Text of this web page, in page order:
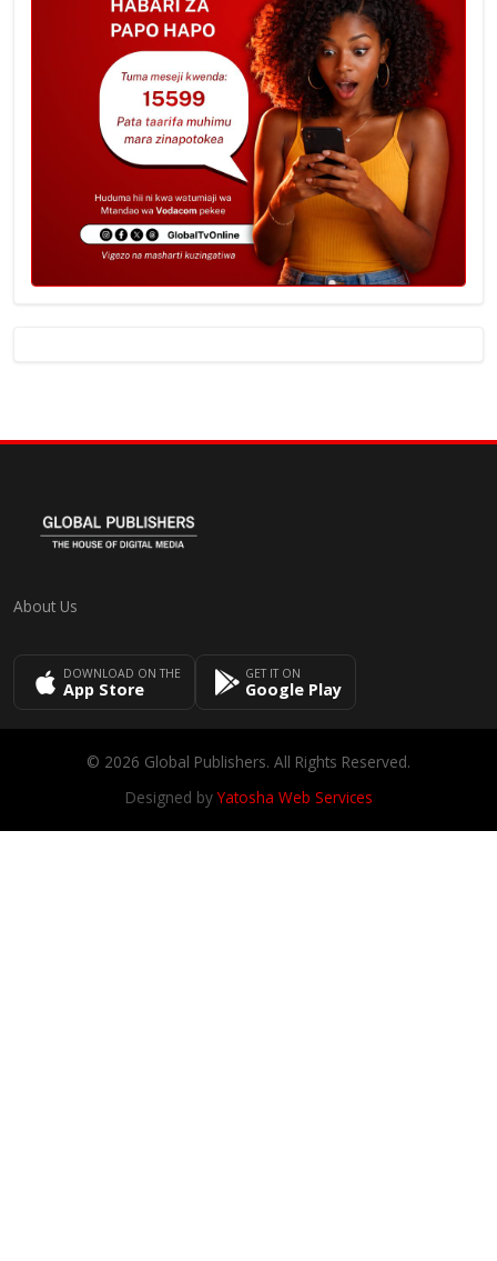
About Us
DOWNLOAD ON THE
App Store
GET IT ON
Google Play
© 2026 Global Publishers. All Rights Reserved.
Designed byYatosha Web Services